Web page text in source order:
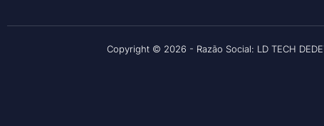
Copyright © 2026 - Razão Social: LD TECH